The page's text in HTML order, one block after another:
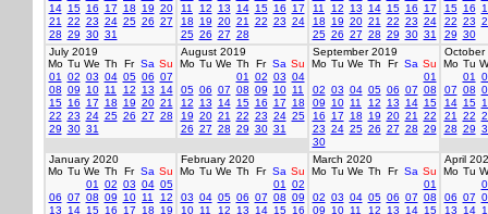
14 15 16 17 18 19 20
21
22 23 24 25 26 27
28 29 30 31
11
12 13 14 15 16
17
18
19 20 21 22 23 24
25 26 27 28
11
12 13 14 15 16
17
18
19 20 21 22 23 24
25 26 27 28 29 30 31
15 16
22 23
29 30
July 2019
Mo Tu We Th Fr Sa Su
01
02 03 04 05 06 07
08 09 10 11 12 13
14
15 16 17 18 19 20 21
22 23 24 25 26 27 28
29 30 31
August 2019
Mo Tu We Th Fr Sa Su
01
02 03 04
05 06 07 08 09 10 11
12
13 14 15 16 17
18
19 20 21 22 23 24 25
26 27 28 29 30 31
September 2019
Mo Tu We Th Fr Sa Su
01
02 03 04 05 06 07 08
09
10 11 12 13 14 15
16
17 18 19 20 21
22
23 24 25 26 27 28 29
30
October
Mo Tu
01
07 08
14 15
21
22
28 29
January 2020
Mo Tu We Th Fr Sa Su
01
02 03 04 05
06 07 08 09 10 11
12
13
14 15 16 17 18
19
February 2020
Mo Tu We Th Fr Sa Su
01
02
03 04 05 06 07 08 09
10 11 12 13 14 15 16
March 2020
Mo Tu We Th Fr Sa Su
01
02 03 04 05 06 07 08
09
10 11 12 13 14 15
April
Mo Tu
06 07
13
14